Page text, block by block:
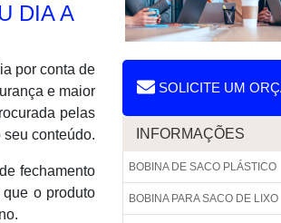
DIA A
por conta de
e maior
pelas
conteúdo.
fechamento
o produto
SOLICITE UM
INFORMAÇÕES
BOBINA DE SACO PLÁSTICO
BOBINA PARA SACO DE LIXO